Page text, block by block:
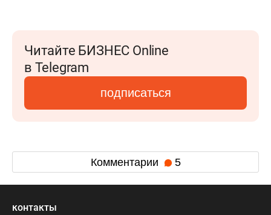
Читайте БИЗНЕС Online
в Telegram
подписаться
Комментарии 5
контакты